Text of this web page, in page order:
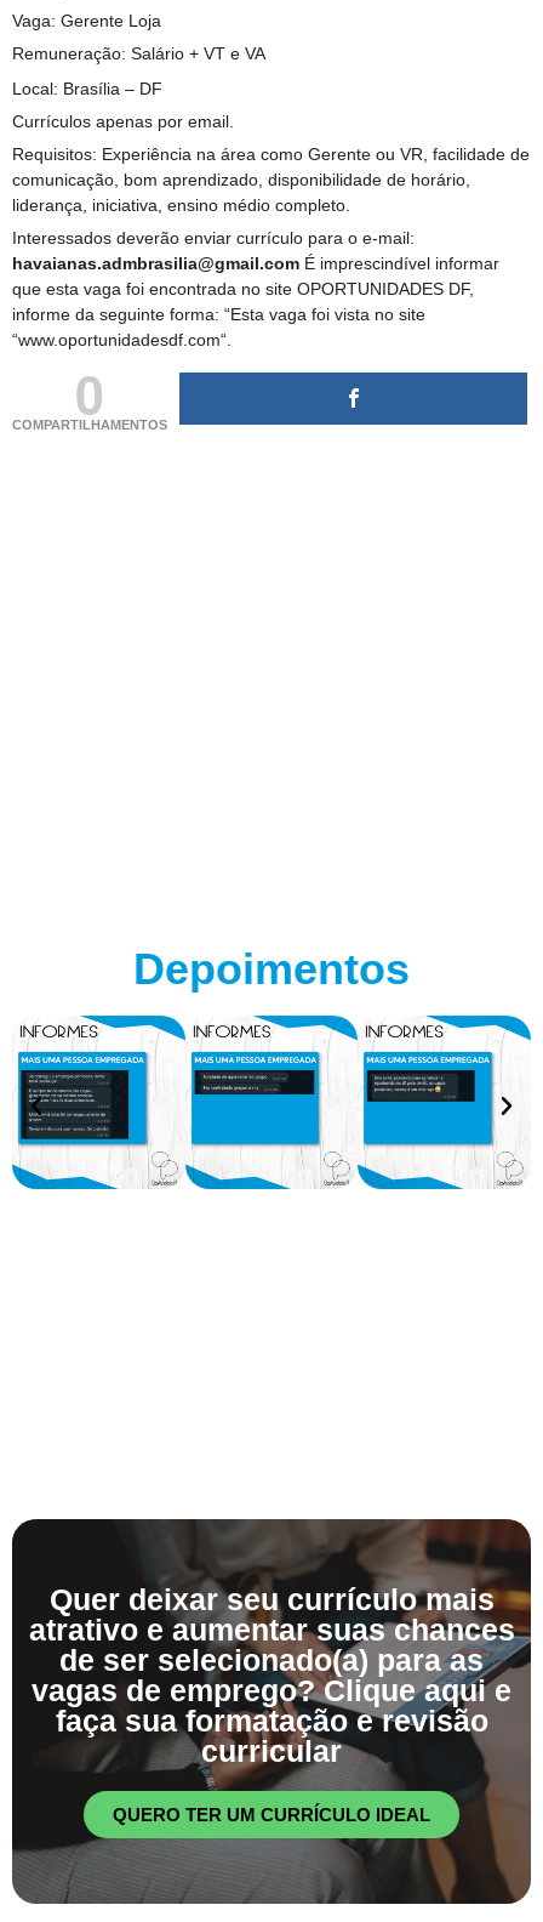
Vaga: Gerente Loja
Remuneração: Salário + VT e VA
Local: Brasília – DF
Currículos apenas por email.
Requisitos: Experiência na área como Gerente ou VR, facilidade de
comunicação, bom aprendizado, disponibilidade de horário,
liderança, iniciativa, ensino médio completo.
Interessados deverão enviar currículo para o e-mail:
havaianas.admbrasilia@gmail.com É imprescindível informar
que esta vaga foi encontrada no site OPORTUNIDADES DF,
informe da seguinte forma: “Esta vaga foi vista no site
“www.oportunidadesdf.com“.
0
COMPARTILHAMENTOS
Depoimentos
Quer deixar seu currículo mais
atrativo e aumentar suas chances
de ser selecionado(a) para as
vagas de emprego? Clique aqui e
faça sua formatação e revisão
curricular
QUERO TER UM CURRÍCULO IDEAL